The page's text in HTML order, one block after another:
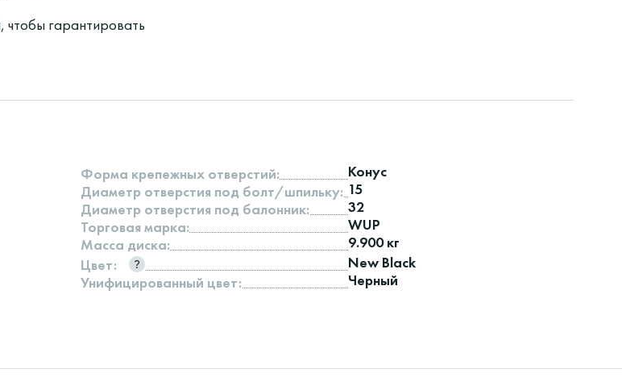
чтобы гарантировать
Форма крепежных отверстий:
Конус
Диаметр отверстия под болт/шпильку: 15
Диаметр отверстия под балонник:
32
Торговая марка:
WUP
Масса диска:
9.900 кг
Цвет:
New Black
Унифицированный цвет:
Черный